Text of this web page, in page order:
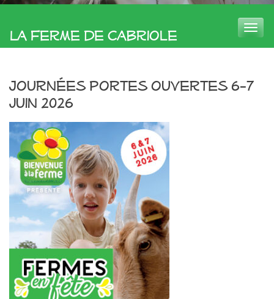
La Ferme de Cabriole
Toggle
Journées portes ouvertes 6-7
juin 2026